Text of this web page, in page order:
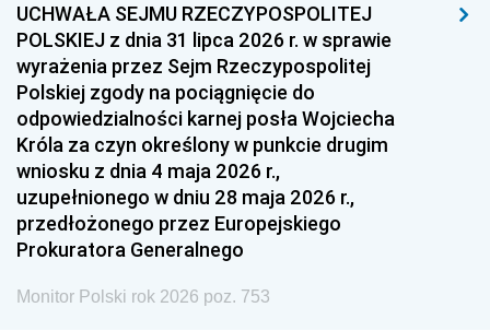
UCHWAŁA SEJMU RZECZYPOSPOLITEJ
POLSKIEJ z dnia 31 lipca 2026 r. w sprawie
wyrażenia przez Sejm Rzeczypospolitej
Polskiej zgody na pociągnięcie do
odpowiedzialności karnej posła Wojciecha
Króla za czyn określony w punkcie drugim
wniosku z dnia 4 maja 2026 r.,
uzupełnionego w dniu 28 maja 2026 r.,
przedłożonego przez Europejskiego
Prokuratora Generalnego
Monitor Polski rok 2026 poz. 753